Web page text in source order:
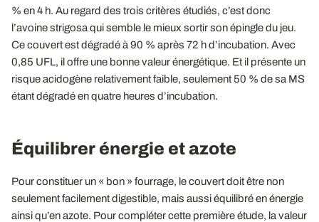
% en 4 h. Au regard des trois critères étudiés, c’est donc
l’avoine strigosa qui semble le mieux sortir son épingle du jeu.
Ce couvert est dégradé à 90 % après 72 h d’incubation. Avec
0,85 UFL, il offre une bonne valeur énergétique. Et il présente un
risque acidogène relativement faible, seulement 50 % de sa MS
étant dégradé en quatre heures d’incubation.
Équilibrer énergie et azote
Pour constituer un « bon » fourrage, le couvert doit être non
seulement facilement digestible, mais aussi équilibré en énergie
ainsi qu’en azote. Pour compléter cette première étude, la valeur